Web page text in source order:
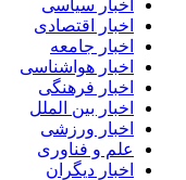
اخبار سیاسی
اخبار اقتصادی
اخبار جامعه
اخبار هواشناسی
اخبار فرهنگی
اخبار بین الملل
اخبار ورزشی
علم و فناوری
اخبار دیگران